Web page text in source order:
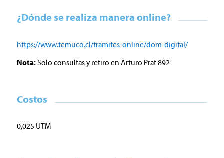
¿Dónde se realiza manera online?
https://www.temuco.cl/tramites-online/dom-digital/
Nota:Solo consultas y retiro en Arturo Prat 892
Costos
0,025 UTM